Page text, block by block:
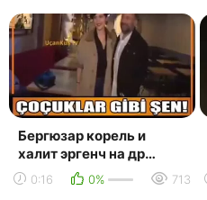
Бергюзар корель и
халит эргенч на др
онура буйюктопчу
(24.04.2019)
0:16 0% 713